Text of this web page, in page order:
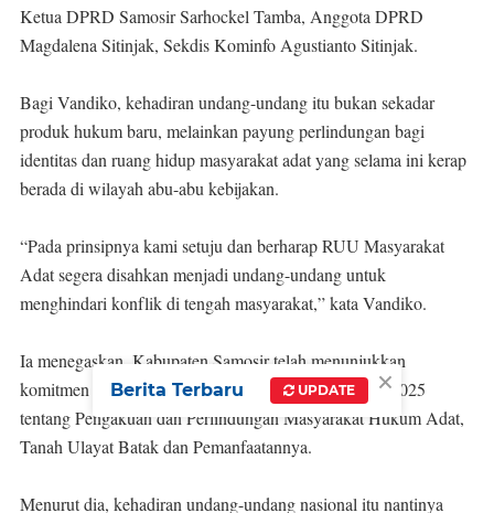
Ketua DPRD Samosir Sarhockel Tamba, Anggota DPRD
Magdalena Sitinjak, Sekdis Kominfo Agustianto Sitinjak.
Bagi Vandiko, kehadiran undang-undang itu bukan sekadar
produk hukum baru, melainkan payung perlindungan bagi
identitas dan ruang hidup masyarakat adat yang selama ini kerap
berada di wilayah abu-abu kebijakan.
“Pada prinsipnya kami setuju dan berharap RUU Masyarakat
Adat segera disahkan menjadi undang-undang untuk
menghindari konflik di tengah masyarakat,” kata Vandiko.
Ia menegaskan, Kabupaten Samosir telah menunjukkan
komitmen melalui Peraturan Daerah Nomor 1 Tahun 2025
tentang Pengakuan dan Perlindungan Masyarakat Hukum Adat,
Tanah Ulayat Batak dan Pemanfaatannya.
Menurut dia, kehadiran undang-undang nasional itu nantinya
×
Berita Terbaru UPDATE